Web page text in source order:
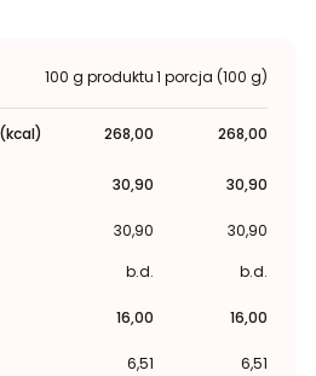
100 g produktu1 porcja (100 g)
268,00 268,00
30,90 30,90
30,90
30,90
b.d. b.d.
16,00 16,00
6,51
6,51